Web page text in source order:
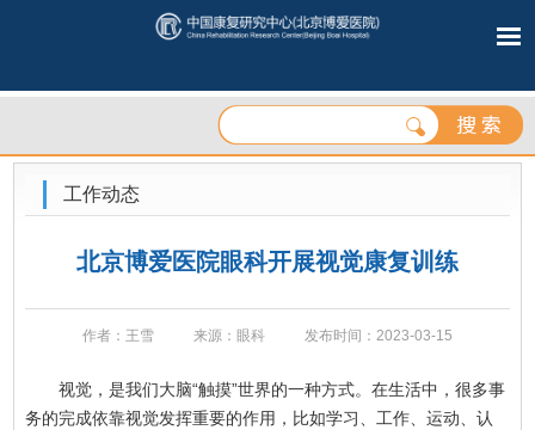
工作动态
北京博爱医院眼科开展视觉康复训练
作者：王雪​ 来源：眼科 发布时间：2023-03-15
视觉，是我们大脑“触摸”世界的一种方式。在生活中，很多事
务的完成依靠视觉发挥重要的作用，比如学习、工作、运动、认